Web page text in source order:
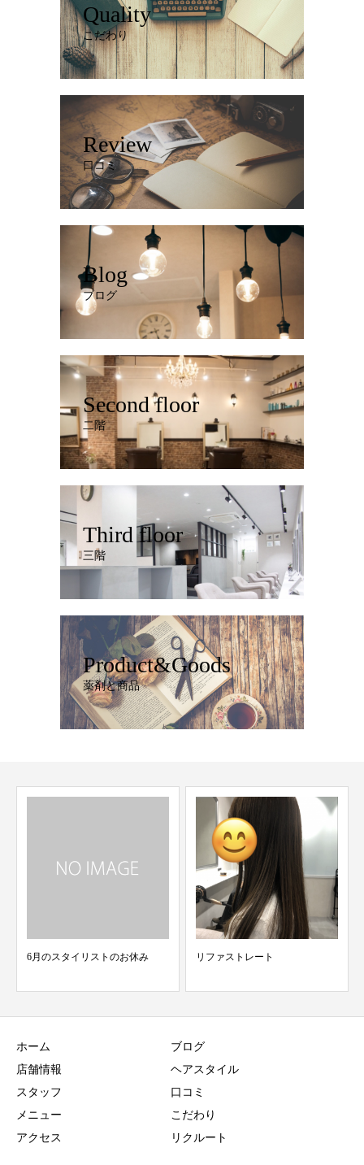
Quality
こだわり
Review
口コミ
Blog
ブログ
Second floor
二階
Third floor
三階
Product&Goods
薬剤と商品
リファストレート 6stepトリートメント
ホーム
店舗情報
スタッフ
メニュー
アクセス
ブログ
ヘアスタイル
口コミ
こだわり
リクルート